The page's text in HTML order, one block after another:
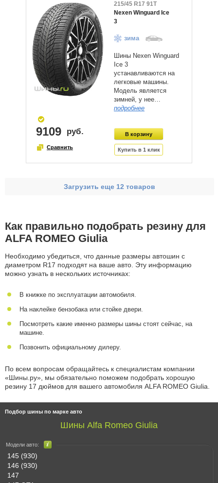
Подбор шины по марке авто
Шины Alfa Romeo Giulia
Модели авто:
145 (930)
146 (930)
147
215/45 R17 91T
Nexen Winguard Ice
3
зима
Шины Nexen Winguard
Ice 3
устанавливаются на
легковые машины.
Модель является
зимней, у нее…
подробнее
9109
Загрузить еще 12 товаров
Как правильно подобрать резину для
ALFA ROMEO Giulia
Необходимо убедиться, что данные размеры автошин с
диаметром R17 подходят на ваше авто. Эту информацию
можно узнать в нескольких источниках:
В книжке по эксплуатации автомобиля.
На наклейке бензобака или стойке двери.
Посмотреть какие именно размеры шины стоят сейчас, на
машине.
Позвонить официальному дилеру.
По всем вопросам обращайтесь к специалистам компании
«Шины.ру», мы обязательно поможем подобрать хорошую
резину 17 дюймов для вашего автомобиля ALFA ROMEO Giulia.